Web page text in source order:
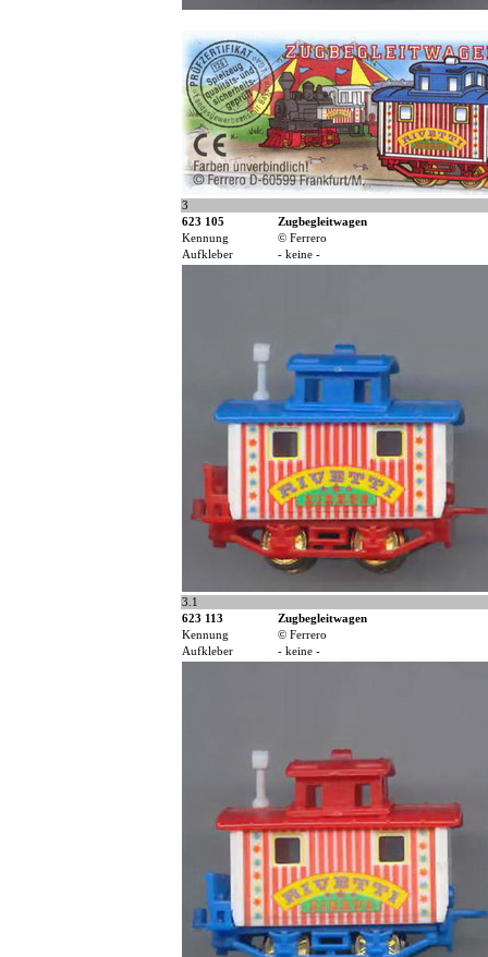
3
623 105
Zugbegleitwagen
Kennung
© Ferrero
Aufkleber
- keine -
3.1
623 113
Zugbegleitwagen
Kennung
© Ferrero
Aufkleber
- keine -